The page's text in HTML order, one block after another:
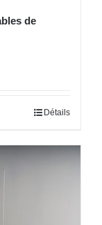
de
Détails